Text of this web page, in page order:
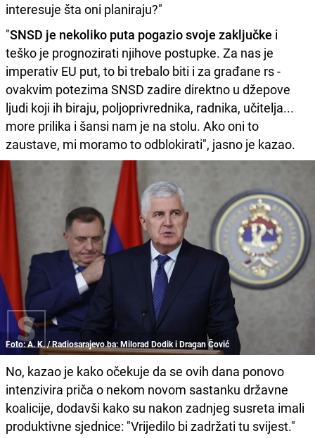
interesuje šta oni planiraju?"
"SNSD je nekoliko puta pogazio svoje zaključke i
teško je prognozirati njihove postupke. Za nas je
imperativ EU put, to bi trebalo biti i za građane rs -
ovakvim potezima SNSD zadire direktno u džepove
ljudi koji ih biraju, poljoprivrednika, radnika, učitelja...
more prilika i šansi nam je na stolu. Ako oni to
zaustave, mi moramo to odblokirati", jasno je kazao.
Foto: A. K. / Radiosarajevo.ba: Milorad Dodik i Dragan Čović
No, kazao je kako očekuje da se ovih dana ponovo
intenzivira priča o nekom novom sastanku državne
koalicije, dodavši kako su nakon zadnjeg susreta imali
produktivne sjednice: "Vrijedilo bi zadržati tu svijest."